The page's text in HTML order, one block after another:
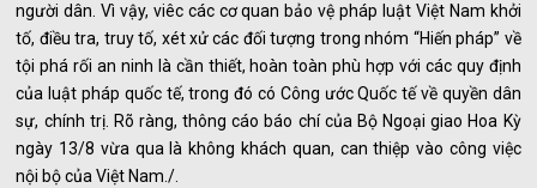
người dân. Vì vậy, viêc các cơ quan bảo vệ pháp luật Việt Nam khởi
tố, điều tra, truy tố, xét xử các đối tượng trong nhóm “Hiến pháp” về
tội phá rối an ninh là cần thiết, hoàn toàn phù hợp với các quy định
của luật pháp quốc tế, trong đó có Công ước Quốc tế về quyền dân
sự, chính trị. Rõ ràng, thông cáo báo chí của Bộ Ngoại giao Hoa Kỳ
ngày 13/8 vừa qua là không khách quan, can thiệp vào công việc
nội bộ của Việt Nam./.